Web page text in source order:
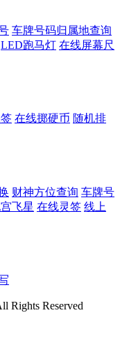
车牌号码归属地查询
LED跑马灯 在线屏幕尺
在线掷硬币 随机排
财神方位查询 车牌号
飞星 在线灵签 线上
Rights Reserved